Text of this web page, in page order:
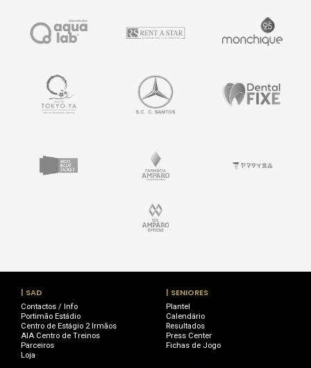
| SAD
Contactos / Info
Portimão Estádio
Centro de Estágio 2 Irmãos
AIA Centro de Treinos
Parceiros
Loja
| SENIORES
Plantel
Calendário
Resultados
Press Center
Fichas de Jogo